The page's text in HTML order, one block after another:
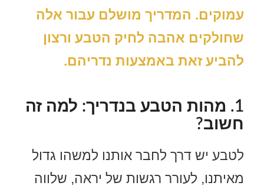
עמוקים. המדריך מושלם עבור אלה
שחולקים אהבה לחיק הטבע ורצון
להביע זאת באמצעות נדריהם.
1. מהות הטבע בנדריך: למה זה
חשוב?
לטבע יש דרך לחבר אותנו למשהו גדול
מאיתנו, לעורר רגשות של יראה, שלווה